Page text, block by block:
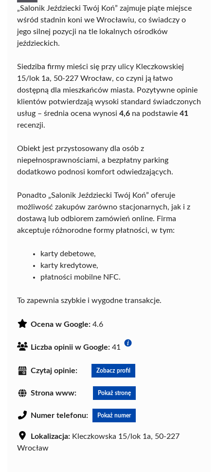
„Salonik Jeździecki Twój Koń” zajmuje piąte miejsce
wśród stadnin koni we Wrocławiu, co świadczy o
jego silnej pozycji na tle lokalnych ośrodków
jeździeckich.
Siedziba firmy mieści się przy ulicy Kleczkowskiej
15/lok 1a, 50-227 Wrocław, co czyni ją łatwo
dostępną dla mieszkańców miasta. Pozytywne opinie
klientów potwierdzają wysoki standard świadczonych
usług – średnia ocena wynosi 4,6 na podstawie 41
recenzji.
Obiekt jest przystosowany dla osób z
niepełnosprawnościami, a bezpłatny parking
dodatkowo podnosi komfort odwiedzających.
Ponadto „Salonik Jeździecki Twój Koń” oferuje
możliwość zakupów zarówno stacjonarnych, jak i z
dostawą lub odbiorem zamówień online. Firma
akceptuje różnorodne formy płatności, w tym:
karty debetowe,
karty kredytowe,
płatności mobilne NFC.
To zapewnia szybkie i wygodne transakcje.
Ocena w Google: 4.6
Liczba opinii w Google: 41
Czytaj opinie: Zobacz profil
Strona www: Pokaż stronę
Numer telefonu: Pokaż numer
Lokalizacja: Kleczkowska 15/lok 1a, 50-227
Wrocław